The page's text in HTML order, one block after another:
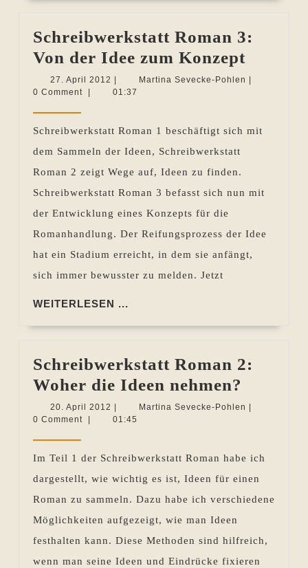
Schreibwerkstatt Roman 3:
Von der Idee zum Konzept
Roman
der
27. April 2012 27.
April
Martina Sevecke-Pohlen Martina
0 Comment
01:37
Schreibwerkstatt Roman 1 beschäftigt sich mit
dem Sammeln der Ideen, Schreibwerkstatt
Roman 2 zeigt Wege auf, Ideen zu finden.
Schreibwerkstatt Roman 3 befasst sich nun mit
der Entwicklung eines Konzepts für die
Romanhandlung. Der Reifungsprozess der Idee
hat ein Stadium erreicht, in dem sie anfängt,
sich immer bewusster zu melden. Jetzt
WEITERLESEN ...
Schreibwerkstatt Roman 2:
Woher die Ideen nehmen?
Roman
die
Ideen
20. April 2012 20.
April
Martina Sevecke-Pohlen Martina
0 Comment
01:45
Im Teil 1 der Schreibwerkstatt Roman habe ich
dargestellt, wie wichtig es ist, Ideen für einen
Roman zu sammeln. Dazu habe ich verschiedene
Möglichkeiten aufgezeigt, wie man Ideen
festhalten kann. Diese Methoden sind hilfreich,
wenn man seine Ideen und Eindrücke fixieren